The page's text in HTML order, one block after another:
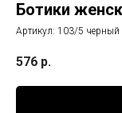
Ботики
Артикул: 103/5 черный
576 р.